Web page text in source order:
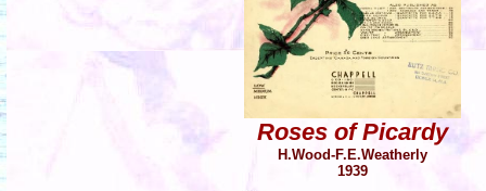
Roses of Picardy
H.Wood-F.E.Weatherly
1939